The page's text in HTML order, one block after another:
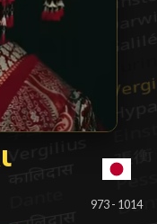
973 - 1014